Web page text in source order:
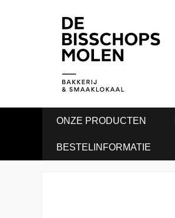
ONZE PRODUCTEN
BESTELINFORMATIE